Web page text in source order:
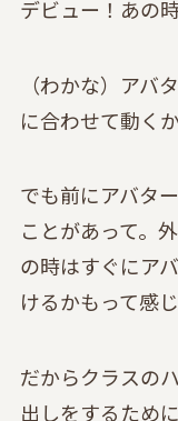
デビュー！あの
（わかな）アバ
に合わせて動く
でも前にアバタ
ことがあって。
の時はすぐにア
けるかもって感じ
だからクラスの
出しをするため